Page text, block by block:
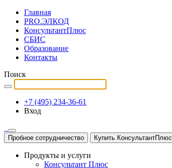
Главная
PRO.ЭЛКОД
КонсультантПлюс
СБИС
Образование
Контакты
Поиск
+7 (495) 234-36-61
Вход
Пробное сотрудничество Купить КонсультантПлюс
Продукты и услуги
Консультант Плюс